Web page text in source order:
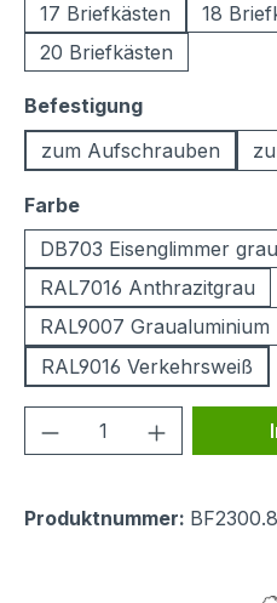
17 Briefkästen
18
20 Briefkästen
Befestigungauswählen
zum Aufschrauben
Farbeauswählen
DB703 Eisenglimmer grau
RAL7016 Anthrazitgrau
RAL9007 Graualuminium
RAL9016 Verkehrsweiß
Produkt Anzahl:
Produktnummer: